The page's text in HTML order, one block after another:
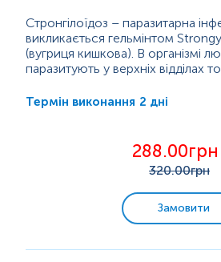
Стронгілоїдоз – паразитарна
викликається гельмінтом
(вугриця кишкова). В організмі
паразитують у верхніх відділах
паразита заносяться через рот
шкіри личинки зі струмом крові
звідки бронхами піднімаються
Термін виконання 2 дні
288.00грн
320.00грн
Замовити